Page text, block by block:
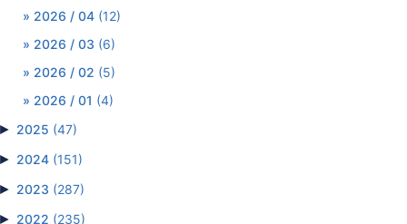
2026 / 04 (12)
2026 / 03 (6)
2026 / 02 (5)
2026 / 01 (4)
2025 (47)
2024 (151)
2023 (287)
2022 (235)